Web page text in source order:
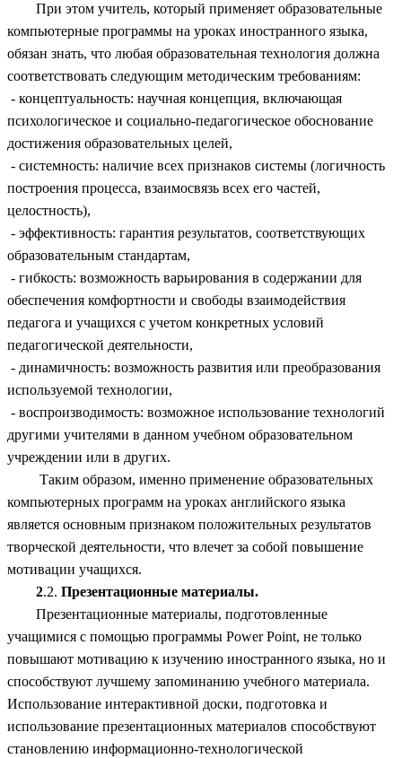
При этом учитель, который применяет образовательные
компьютерные программы на уроках иностранного языка,
обязан знать, что любая образовательная технология должна
соответствовать следующим методическим требованиям:
- концептуальность: научная концепция, включающая
психологическое и социально-педагогическое обоснование
достижения образовательных целей,
- системность: наличие всех признаков системы (логичность
построения процесса, взаимосвязь всех его частей,
целостность),
- эффективность: гарантия результатов, соответствующих
образовательным стандартам,
- гибкость: возможность варьирования в содержании для
обеспечения комфортности и свободы взаимодействия
педагога и учащихся с учетом конкретных условий
педагогической деятельности,
- динамичность: возможность развития или преобразования
используемой технологии,
- воспроизводимость: возможное использование технологий
другими учителями в данном учебном образовательном
учреждении или в других.
Таким образом, именно применение образовательных
компьютерных программ на уроках английского языка
является основным признаком положительных результатов
творческой деятельности, что влечет за собой повышение
мотивации учащихся.
2.2. Презентационные материалы.
Презентационные материалы, подготовленные
учащимися с помощью программы Power Point, не только
повышают мотивацию к изучению иностранного языка, но и
способствуют лучшему запоминанию учебного материала.
Использование интерактивной доски, подготовка и
использование презентационных материалов способствуют
становлению информационно-технологической